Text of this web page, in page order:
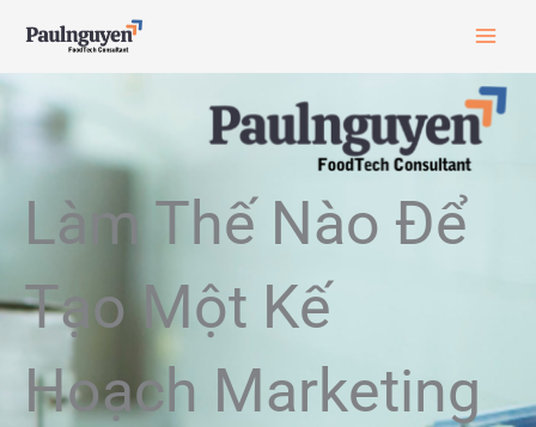
content
Làm Thế Nào Để
Tạo Một Kế
Hoạch Marketing